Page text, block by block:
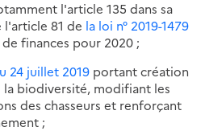
l'article 135 dans sa
81 de la loi n° 2019-1479
de finances pour 2020 ;
24 juillet 2019 portant création
biodiversité, modifiant les
des chasseurs et renforçant
;